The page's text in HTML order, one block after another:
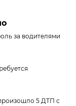
за водителями
5 ДТП с